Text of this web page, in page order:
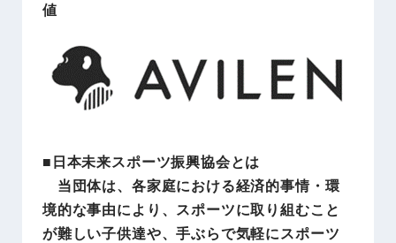
値
■日本未来スポーツ振興協会とは
当団体は、各家庭における経済的事情・環
境的な事由により、スポーツに取り組むこと
が難しい子供達や、手ぶらで気軽にスポーツ